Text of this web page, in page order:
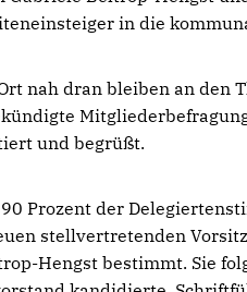
in die
nah dran bleiben an den
und begrüßt.
Prozent der
stellvertretenden
Hengst bestimmt. Sie